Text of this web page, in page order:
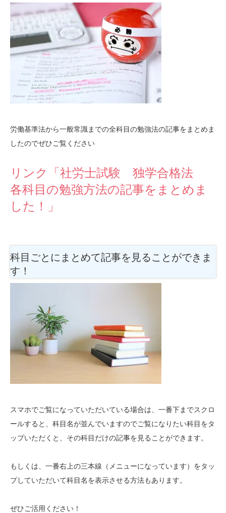
労働基準法から一般常識までの全科目の勉強法の記事をまとめま
したのでぜひご覧ください
リンク「社労士試験 独学合格法
各科目の勉強方法の記事をまとめま
した！」
科目ごとにまとめて記事を見ることができま
す！
スマホでご覧になっていただいている場合は、一番下までスクロ
ールすると、科目名が並んでいますのでご覧になりたい科目をタ
ップいただくと、その科目だけの記事を見ることができます。
もしくは、一番右上の三本線（メニューになっています）をタッ
プしていただいて科目名を表示させる方法もあります。
ぜひご活用ください！